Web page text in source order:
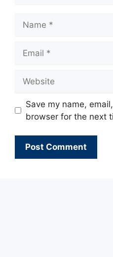
Save my name,
browser for the next